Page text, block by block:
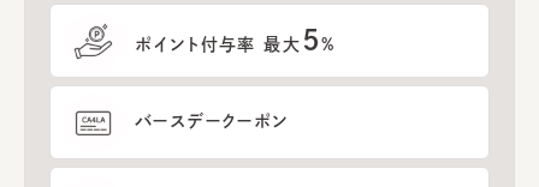
ポイント付与率 最大 5%
バースデークーポン